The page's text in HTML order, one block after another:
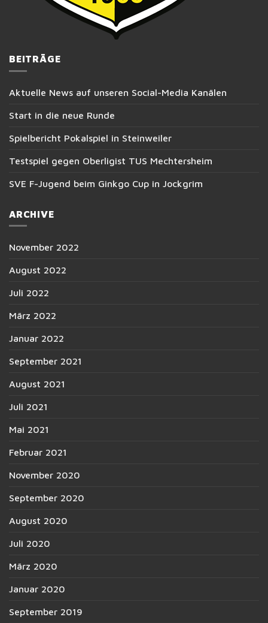
BEITRÄGE
Aktuelle News auf unseren Social-Media Kanälen
Start in die neue Runde
Spielbericht Pokalspiel in Steinweiler
Testspiel gegen Oberligist TUS Mechtersheim
SVE F-Jugend beim Ginkgo Cup in Jockgrim
ARCHIVE
November 2022
August 2022
Juli 2022
März 2022
Januar 2022
September 2021
August 2021
Juli 2021
Mai 2021
Februar 2021
November 2020
September 2020
August 2020
Juli 2020
März 2020
Januar 2020
September 2019